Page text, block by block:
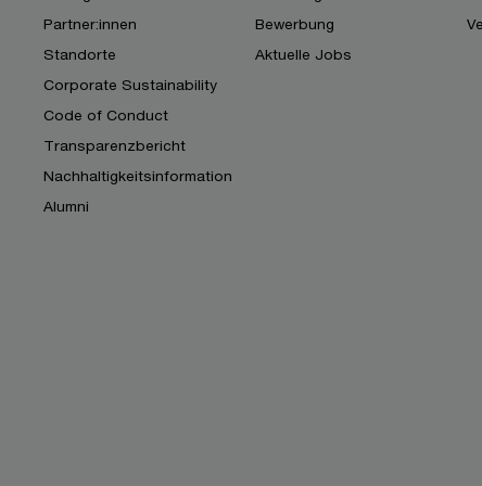
Partner:innen
Standorte
Corporate Sustainability
Code of Conduct
Transparenzbericht
Nachhaltigkeitsinformation
Alumni
Bewerbung
Aktuelle Jobs